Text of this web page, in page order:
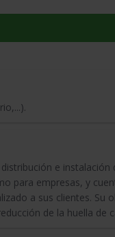
e
para empresas, y
a sus clientes. Su
de la huella de